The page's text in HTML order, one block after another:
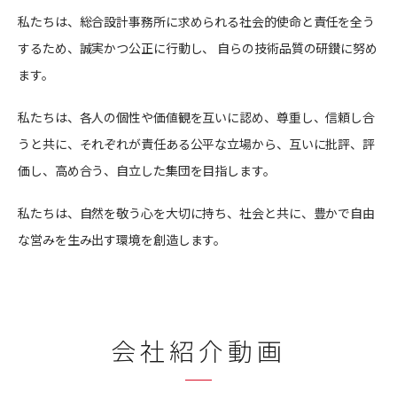
私たちは、総合設計事務所に求められる社会的使命と責任を全う
するため、誠実かつ公正に行動し、 自らの技術品質の研鑚に努め
ます。
私たちは、各人の個性や価値観を互いに認め、尊重し、信頼し合
うと共に、それぞれが責任ある公平な立場から、互いに批評、評
価し、高め合う、自立した集団を目指します。
私たちは、自然を敬う心を大切に持ち、社会と共に、豊かで自由
な営みを生み出す環境を創造します。
会社紹介動画